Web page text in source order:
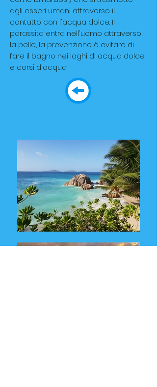
agli esseri umani attraverso il
contatto con l'acqua dolce. Il
parassita entra nell'uomo attraverso
la pelle; la prevenzione è evitare di
fare il bagno nei laghi di acqua dolce
e corsi d'acqua.